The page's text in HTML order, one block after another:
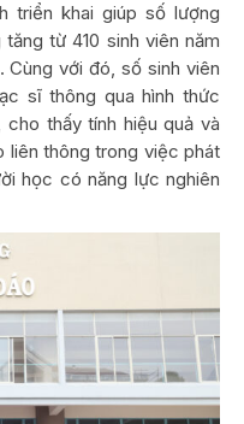
triển khai giúp số lượng
từ 410 sinh viên năm
Cùng với đó, số sinh viên
sĩ thông qua hình thức
thấy tính hiệu quả và
liên thông trong việc phát
học có năng lực nghiên